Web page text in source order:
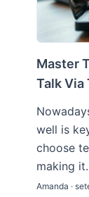
Master
Talk Via
well is
choose
making
Amanda ·